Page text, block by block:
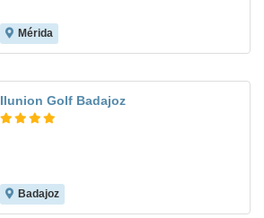
Mérida
Ilunion Golf Badajoz
Badajoz